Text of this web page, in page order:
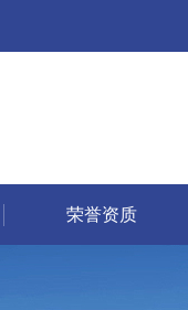
荣誉资质